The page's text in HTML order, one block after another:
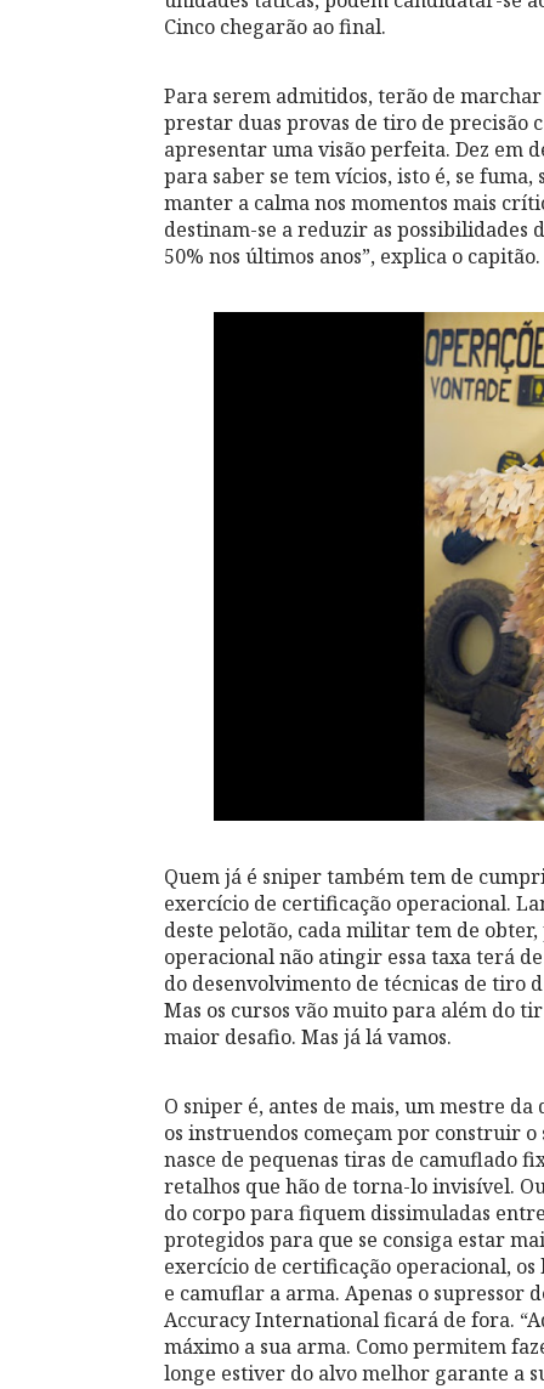
Cinco chegarão ao final.
Para serem admitidos, terão de
prestar duas provas de tiro de precisão
apresentar uma visão perfeita. Dez em
para saber se tem vícios, isto é, se
manter a calma nos momentos mais
destinam-se a reduzir as possibilidades
50% nos últimos anos”, explica o capitão.
Quem já é sniper também tem de
exercício de certificação operacional.
deste pelotão, cada militar tem de obter,
operacional não atingir essa taxa terá
do desenvolvimento de técnicas de tiro
Mas os cursos vão muito para além do
maior desafio. Mas já lá vamos.
O sniper é, antes de mais, um mestre
os instruendos começam por construir
nasce de pequenas tiras de camuflado
retalhos que hão de torna-lo invisível.
do corpo para fiquem dissimuladas
protegidos para que se consiga estar
exercício de certificação operacional,
e camuflar a arma. Apenas o supressor
Accuracy International ficará de fora.
máximo a sua arma. Como permitem
longe estiver do alvo melhor garante a